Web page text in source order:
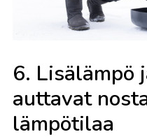
6. Lisälämpö
auttavat
lämpötilaa